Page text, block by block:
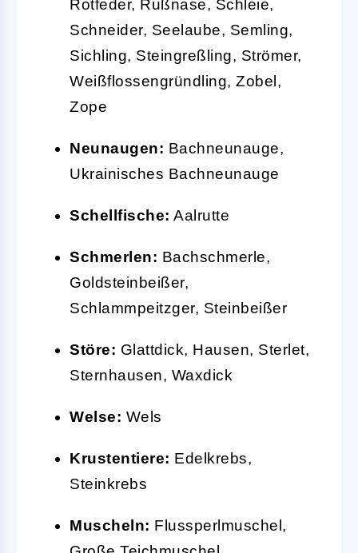
Rotfeder, Rußnase, Schleie,
Schneider, Seelaube, Semling,
Sichling, Steingreßling, Strömer,
Weißflossengründling, Zobel,
Zope
Neunaugen: Bachneunauge,
Ukrainisches Bachneunauge
Schellfische: Aalrutte
Schmerlen: Bachschmerle,
Goldsteinbeißer,
Schlammpeitzger, Steinbeißer
Störe: Glattdick, Hausen, Sterlet,
Sternhausen, Waxdick
Welse: Wels
Krustentiere: Edelkrebs,
Steinkrebs
Muscheln: Flussperlmuschel,